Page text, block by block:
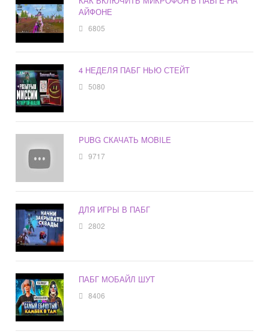
АЙФОНЕ
6805
4 НЕДЕЛЯ ПАБГ НЬЮ СТЕЙТ
5080
PUBG СКАЧАТЬ MOBILE
9717
ДЛЯ ИГРЫ В ПАБГ
2802
ПАБГ МОБАЙЛ ШУТ
8406